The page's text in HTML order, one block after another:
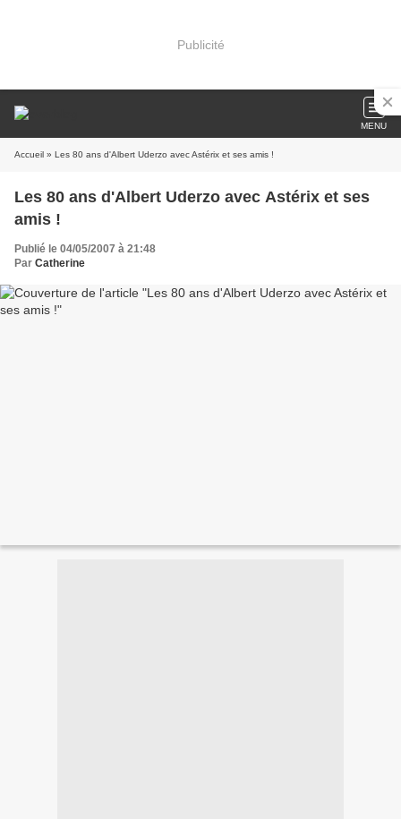
Publicité
MENU
Accueil » Les 80 ans d'Albert Uderzo avec Astérix et ses amis !
Les 80 ans d'Albert Uderzo avec Astérix et ses
amis !
Publié le 04/05/2007 à 21:48
Par Catherine